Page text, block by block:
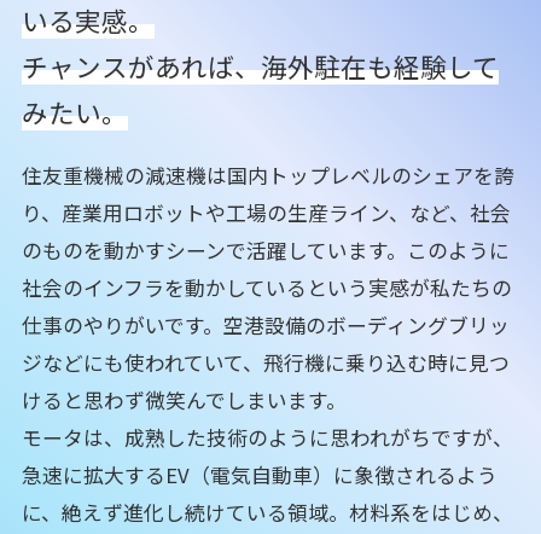
いる実感。
チャンスがあれば、海外駐在も経験して
みたい。
住友重機械の減速機は国内トップレベルのシェアを誇
り、産業用ロボットや工場の生産ライン、など、社会
のものを動かすシーンで活躍しています。このように
社会のインフラを動かしているという実感が私たちの
仕事のやりがいです。空港設備のボーディングブリッ
ジなどにも使われていて、飛行機に乗り込む時に見つ
けると思わず微笑んでしまいます。
モータは、成熟した技術のように思われがちですが、
急速に拡大するEV（電気自動車）に象徴されるよう
に、絶えず進化し続けている領域。材料系をはじめ、